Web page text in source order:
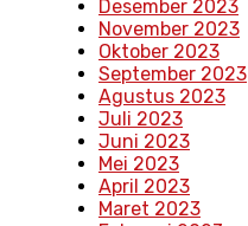
Desember 2023
November 2023
Oktober 2023
September 2023
Agustus 2023
Juli 2023
Juni 2023
Mei 2023
April 2023
Maret 2023